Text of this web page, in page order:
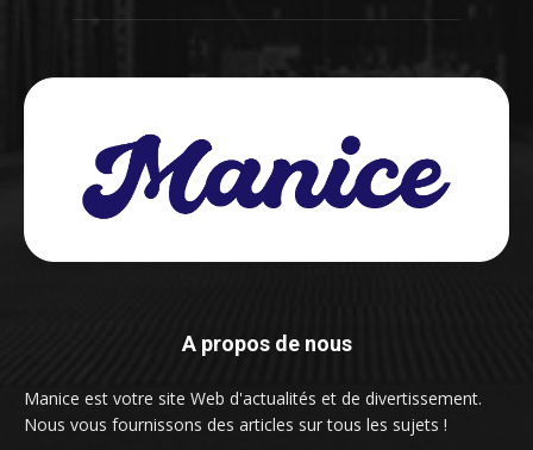
A propos de nous
Manice est votre site Web d'actualités et de divertissement.
Nous vous fournissons des articles sur tous les sujets !